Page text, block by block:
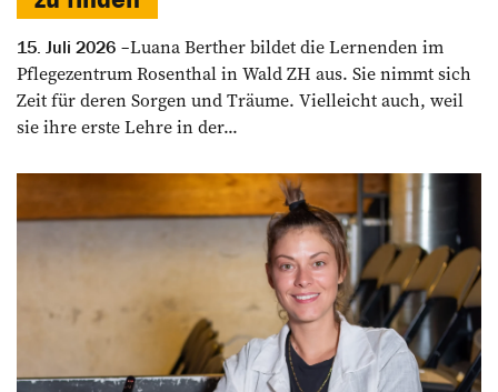
15. Juli 2026
Luana Berther bildet die Lernenden im
Pflegezentrum Rosenthal in Wald ZH aus. Sie nimmt sich
Zeit für deren Sorgen und Träume. Vielleicht auch, weil
sie ihre erste Lehre in der...